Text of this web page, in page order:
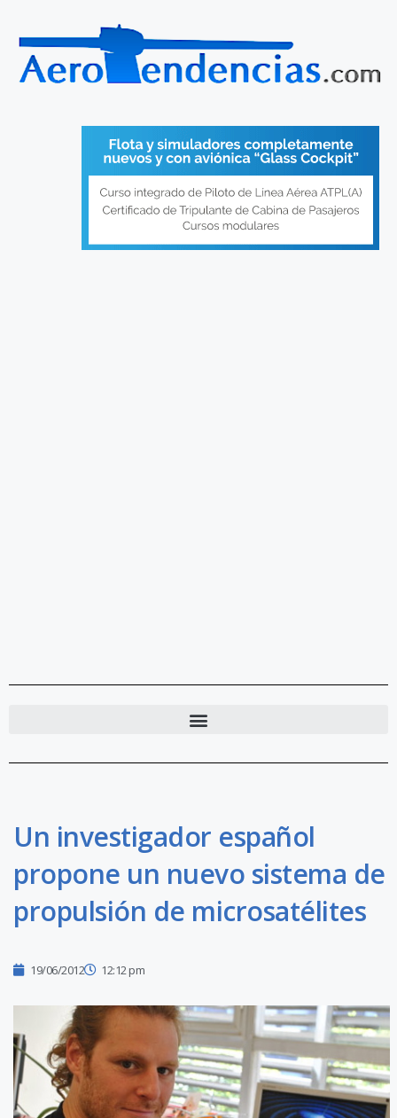
Un investigador español
propone un nuevo sistema de
propulsión de microsatélites
19/06/2012 12:12 pm